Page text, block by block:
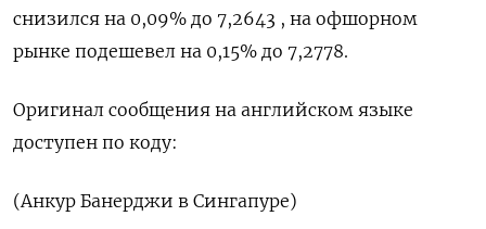
снизился на 0,09% до​ 7,2643​ , на офшорном
рынке подешевел на 0,15% до 7,2778.
Оригинал сообщения на английском языке
доступен по коду:
(Анкур Банерджи в Сингапуре)